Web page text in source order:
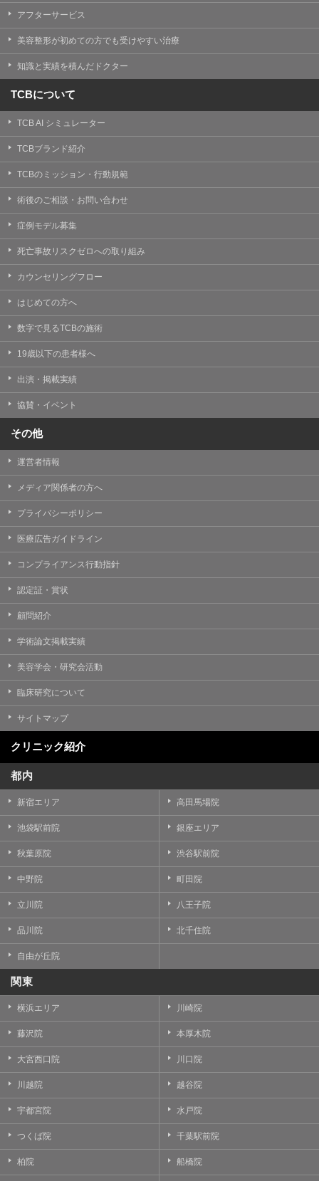
Cookieは、一般的にインターネット閲覧を行う際、又は
の閲覧情報を記憶させておく機能です。
TCBグループでは、Cookie及び類似技術を使用して収集
した情報を利用することにより、WEBサイトの利用状況
を分析し、パフォーマンス改善や、WEBサイトを通じて
提供するサービスの向上・改善のため、Cookieを使用す
ることがあります。ご使用のブラウザによりCookieを無
効とすることが可能です。ただし、Cookieを無効にした
場合、WEBサイト上のサービスの全部または一部のペー
ジが正しく表示されなくなる場合がありますのでご留意
ください。
【アクセスログについて】
TCBグループが運営するWEBサイトでは、アクセスログ
として患者様の履歴情報をサーバ上に記録しています。
アクセスログはWEBサイトの保守管理や利用状況に関す
る統計分析のために使用されます。それ以外の目的で使
用されることはありません。
本プライバシーポリシーの内容は、法令変更への対応や
す。
変更後のプライバシーポリシーについては、当サイトに
アフターサービス
美容整形が初めての方でも受けやすい治療
知識と実績を積んだドクター
TCBについて
TCB AI シミュレーター
TCBブランド紹介
TCBのミッション・行動規範
術後のご相談・お問い合わせ
症例モデル募集
死亡事故リスクゼロへの取り組み
カウンセリングフロー
はじめての方へ
数字で見るTCBの施術
19歳以下の患者様へ
出演・掲載実績
協賛・イベント
その他
運営者情報
メディア関係者の方へ
プライバシーポリシー
医療広告ガイドライン
コンプライアンス行動指針
認定証・賞状
顧問紹介
学術論文掲載実績
美容学会・研究会活動
臨床研究について
サイトマップ
クリニック紹介
都内
新宿エリア 高田馬場院
池袋駅前院 銀座エリア
秋葉原院 渋谷駅前院
中野院 町田院
立川院 八王子院
品川院 北千住院
自由が丘院
関東
横浜エリア 川崎院
藤沢院 本厚木院
大宮西口院 川口院
川越院 越谷院
宇都宮院 水戸院
つくば院 千葉駅前院
柏院 船橋院